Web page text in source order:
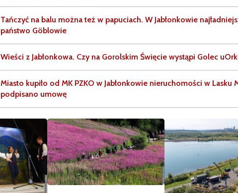
Tańczyć na balu można też w papuciach. W Jabłonkowie
państwo Göblowie
Wieści z Jabłonkowa. Czy na Gorolskim Święcie wystąpi Golec
Miasto kupiło od MK PZKO w Jabłonkowie nieruchomości w Lasku
podpisano umowę